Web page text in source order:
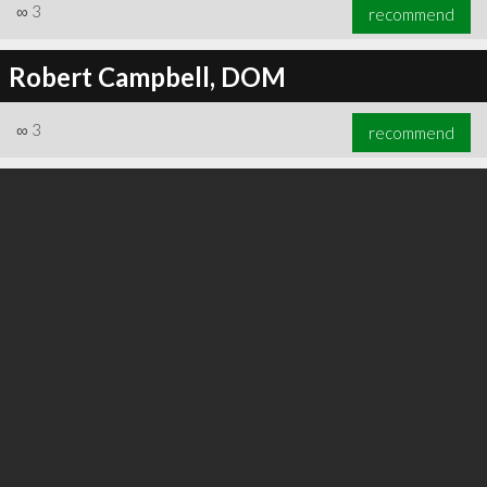
∞ 3 recommend
Robert Campbell, DOM
∞ 3 recommend